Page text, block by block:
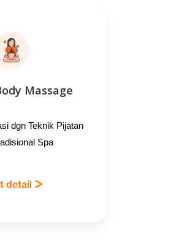
Massage
dgn Teknik Pijatan
Spa
detail